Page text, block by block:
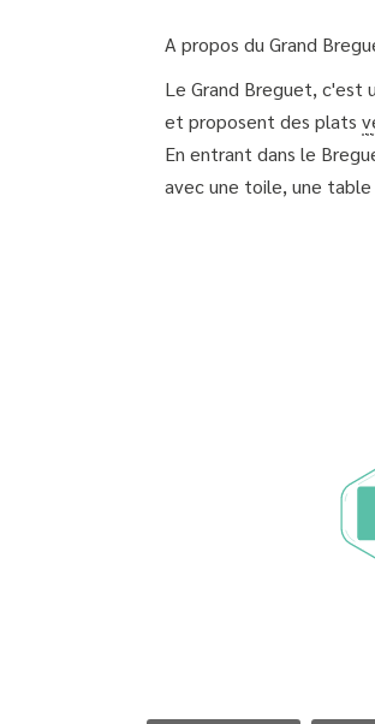
A propos du Grand
Le Grand Breguet, c'est
et proposent des plats
En entrant dans le
avec une toile, une